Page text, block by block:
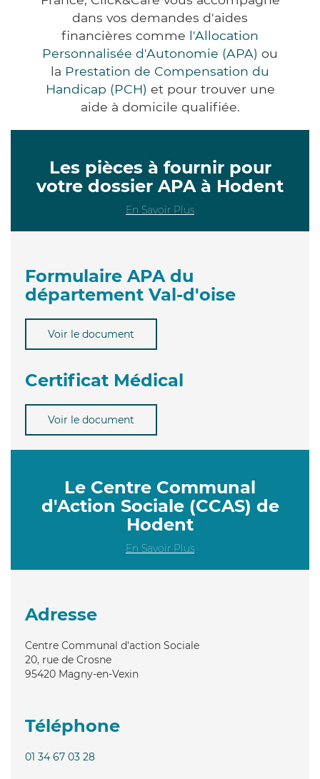
dans vos demandes d'aides
financières comme l'Allocation
Personnalisée d'Autonomie (APA) ou
la Prestation de Compensation du
Handicap (PCH) et pour trouver une
aide à domicile qualifiée.
Les pièces à fournir pour
votre dossier APA à Hodent
En Savoir Plus
Formulaire APA du
département Val-d'oise
Voir le document
Certificat Médical
Voir le document
Le Centre Communal
d'Action Sociale (CCAS) de
Hodent
En Savoir Plus
Adresse
Centre Communal d'action Sociale
20, rue de Crosne
95420 Magny-en-Vexin
Téléphone
01 34 67 03 28